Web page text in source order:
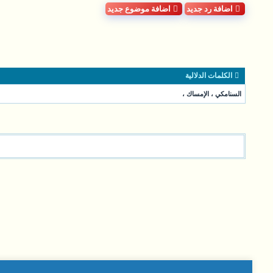
اضافة رد جديد اضافة موضوع جديد
الكلمات الدلالية
السنامكي ، الإمساك ،